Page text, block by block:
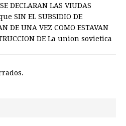
DECLARAN LAS VIUDAS
SIN EL SUBSIDIO DE
DE UNA VEZ COMO ESTAVAN
DE La union sovietica